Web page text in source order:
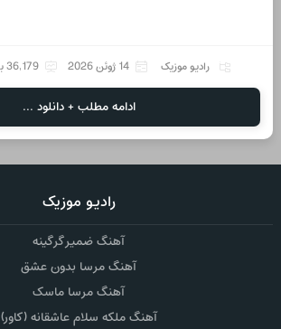
رادیو موزیک 14 ژوئن 2026 36,179 بازدید
ادامه مطلب + دانلود ...
رادیو موزیک
آهنگ ضمیر گرگینه
آهنگ مرسا بدون عشق
آهنگ مرسا ماسک
آهنگ ملکه سلام عاشقانه (کاور)